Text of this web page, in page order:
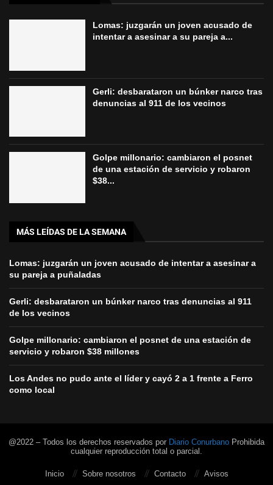
Lomas: juzgarán un joven acusado de
intentar a asesinar a su pareja a...
Gerli: desbarataron un búnker narco tras
denuncias al 911 de los vecinos
Golpe millonario: cambiaron el posnet
de una estación de servicio y robaron
$38...
MÁS LEÍDAS DE LA SEMANA
Lomas: juzgarán un joven acusado de intentar a asesinar a
su pareja a puñaladas
Gerli: desbarataron un búnker narco tras denuncias al 911
de los vecinos
Golpe millonario: cambiaron el posnet de una estación de
servicio y robaron $38 millones
Los Andes no pudo ante el líder y cayó 2 a 1 frente a Ferro
como local
@2022 – Todos los derechos reservados por Diario Conurbano Prohibida
cualquier reproducción total o parcial.
Inicio Sobre nosotros Contacto Avisos